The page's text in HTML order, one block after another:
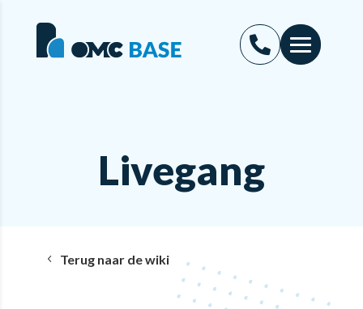
Livegang
Terug naar de wiki